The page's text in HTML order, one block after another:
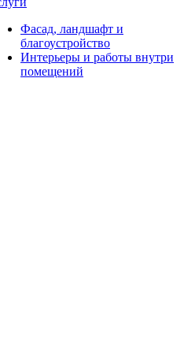
Фасад, ландшафт и
благоустройство
Интерьеры и работы внутри
помещений